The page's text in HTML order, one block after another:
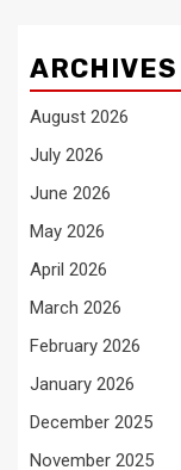
ARCHIVES
August 2026
July 2026
June 2026
May 2026
April 2026
March 2026
February 2026
January 2026
December 2025
November 2025